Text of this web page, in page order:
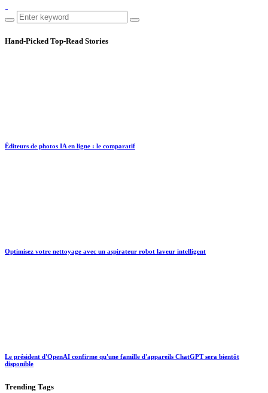
Hand-Picked Top-Read Stories
Éditeurs de photos IA en ligne : le comparatif
Optimisez votre nettoyage avec un aspirateur robot laveur intelligent
Le président d'OpenAI confirme qu'une famille d'appareils ChatGPT sera bientôt
disponible
Trending Tags